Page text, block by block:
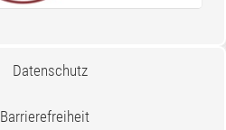
Datenschutz
Barrierefreiheit